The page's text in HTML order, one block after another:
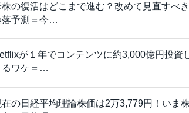
株の復活はどこまで進む？改めて見直すべ
落予測＝今…
が１年でコンテンツに約3,000億円投資
るワケ＝…
在の日経平均理論株価は2万3,779円！いま